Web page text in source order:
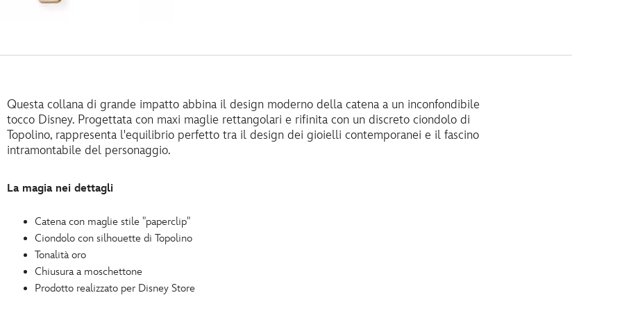
Questa collana di grande impatto abbina il design moderno della catena a un inconfondibile
tocco Disney. Progettata con maxi maglie rettangolari e rifinita con un discreto ciondolo di
Topolino, rappresenta l'equilibrio perfetto tra il design dei gioielli contemporanei e il fascino
intramontabile del personaggio.
La magia nei dettagli
Catena con maglie stile "paperclip"
Ciondolo con silhouette di Topolino
Tonalità oro
Chiusura a moschettone
Prodotto realizzato per Disney Store